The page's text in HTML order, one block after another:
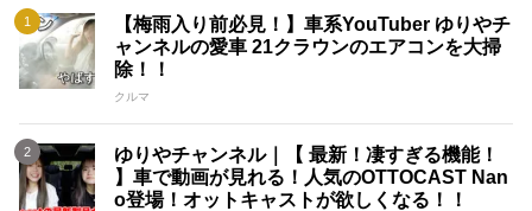
【梅雨入り前必見！】車系YouTuber ゆりやチ
ャンネルの愛車 21クラウンのエアコンを大掃
除！！
クルマ
ゆりやチャンネル｜【 最新！凄すぎる機能！
】車で動画が見れる！人気のOTTOCAST Nan
o登場！オットキャストが欲しくなる！！